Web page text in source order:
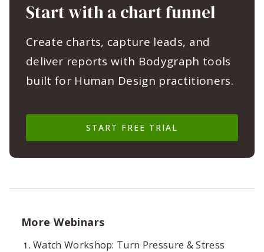
Start with a chart funnel
Create charts, capture leads, and
deliver reports with Bodygraph tools
built for Human Design practitioners.
START FREE TRIAL
More Webinars
Watch Workshop: Turn Pressure & Stress